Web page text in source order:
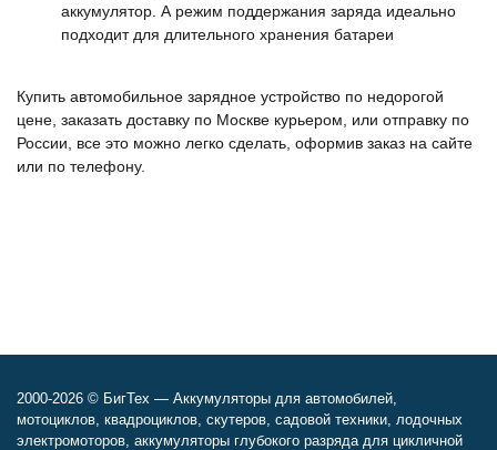
аккумулятор. А режим поддержания заряда идеально
подходит для длительного хранения батареи
Купить автомобильное зарядное устройство по недорогой
цене, заказать доставку по Москве курьером, или отправку по
России, все это можно легко сделать, оформив заказ на сайте
или по телефону.
2000-2026 © БигТех — Аккумуляторы для автомобилей,
мотоциклов, квадроциклов, скутеров, садовой техники, лодочных
электромоторов, аккумуляторы глубокого разряда для цикличной